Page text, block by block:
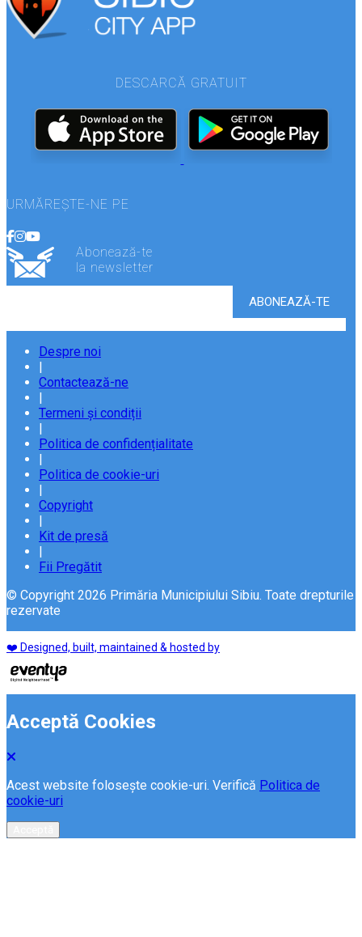
DESCARCĂ GRATUIT
URMĂREȘTE-NE PE
Abonează-te
la newsletter
Despre noi
Contactează-ne
Termeni și condiții
Politica de confidențialitate
Politica de cookie-uri
Copyright
Kit de presă
Fii Pregătit
© Copyright 2026 Primăria Municipiului Sibiu. Toate drepturile
rezervate
❤️ Designed, built, maintained & hosted by
Acceptă Cookies
Acest website folosește cookie-uri. Verifică Politica de
cookie-uri